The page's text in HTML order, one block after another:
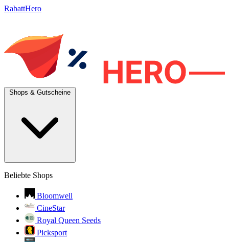
RabattHero
Beliebte Shops
Bloomwell
CineStar
Royal Queen Seeds
Picksport